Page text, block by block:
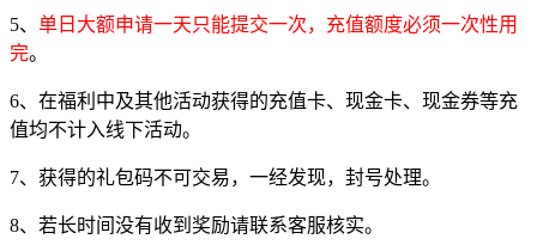
5、 单日大额申请一天只能提交一次，充值额度必须一次性用
完。
6、在福利中及其他活动获得的充值卡、现金卡、现金券等充
值均不计入线下活动。
7、获得的礼包码不可交易，一经发现，封号处理。
8、若长时间没有收到奖励请联系客服核实。